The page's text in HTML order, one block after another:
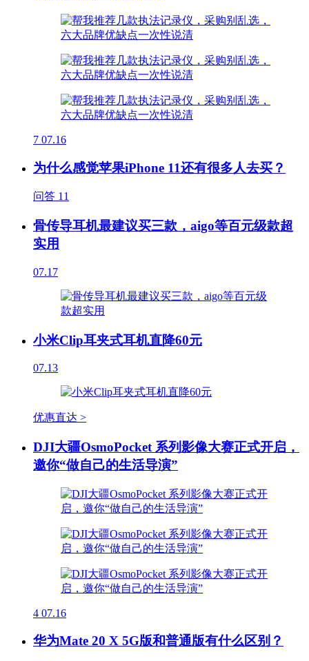
7 07.16
为什么感觉苹果iPhone 11还有很多人去买？
问答 11
骨传导耳机最建议买三款，aigo等百元级款超
实用
07.17
小米Clip耳夹式耳机直降60元
07.13
优惠直达 >
DJI大疆OsmoPocket 系列影像大赛正式开启，
邀你“做自己的生活导演”
4 07.16
华为Mate 20 X 5G版和普通版有什么区别？